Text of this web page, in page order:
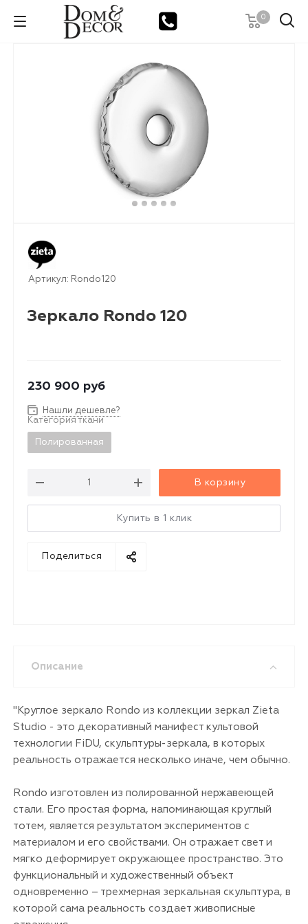
0
Артикул: Rondo120
Зеркало Rondo 120
230 900 руб
Нашли дешевле?
Категория ткани
Полированная
В корзину
Купить в 1 клик
Поделиться
Описание
"Круглое зеркало Rondo из коллекции зеркал Zieta
Studio - это декоративный манифест культовой
технологии FiDU, скульптуры-зеркала, в которых
реальность отражается несколько иначе, чем обычно.
Rondo изготовлен из полированной нержавеющей
стали. Его простая форма, напоминающая круглый
тотем, является результатом экспериментов с
материалом и его свойствами. Он отражает свет и
мягко деформирует окружающее пространство. Это
функциональный и художественный объект
одновременно – трехмерная зеркальная скульптура, в
которой сама реальность создает живописные